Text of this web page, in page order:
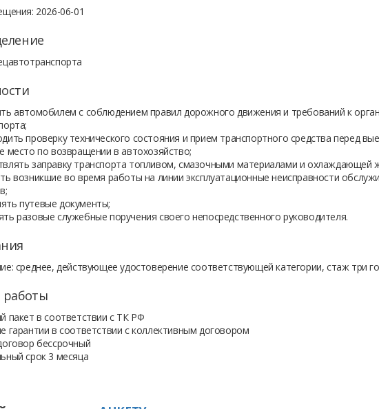
2026-06-01
автомобилем с соблюдением правил дорожного движения и требований к
проверку технического состояния и прием транспортного средства перед
место по возвращении в автохозяйство;
заправку транспорта топливом, смазочными материалами и охлаждающей
возникшие во время работы на линии эксплуатационные неисправности
путевые документы;
разовые служебные поручения своего непосредственного руководителя.
среднее, действующее удостоверение соответствующей категории, стаж три
работы
пакет в соответствии с ТК РФ
гарантии в соответствии с коллективным договором
бессрочный
срок 3 месяца